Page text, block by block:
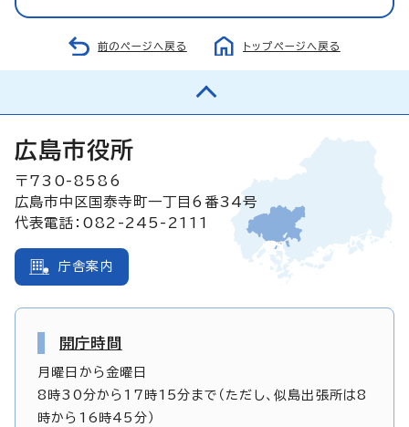
前のページへ戻る トップページへ戻る
広島市役所
〒730-8586
広島市中区国泰寺町一丁目6番34号
代表電話：082-245-2111
庁舎案内
開庁時間
月曜日から金曜日
8時30分から17時15分まで（ただし、似島出張所は8
時から16時45分）